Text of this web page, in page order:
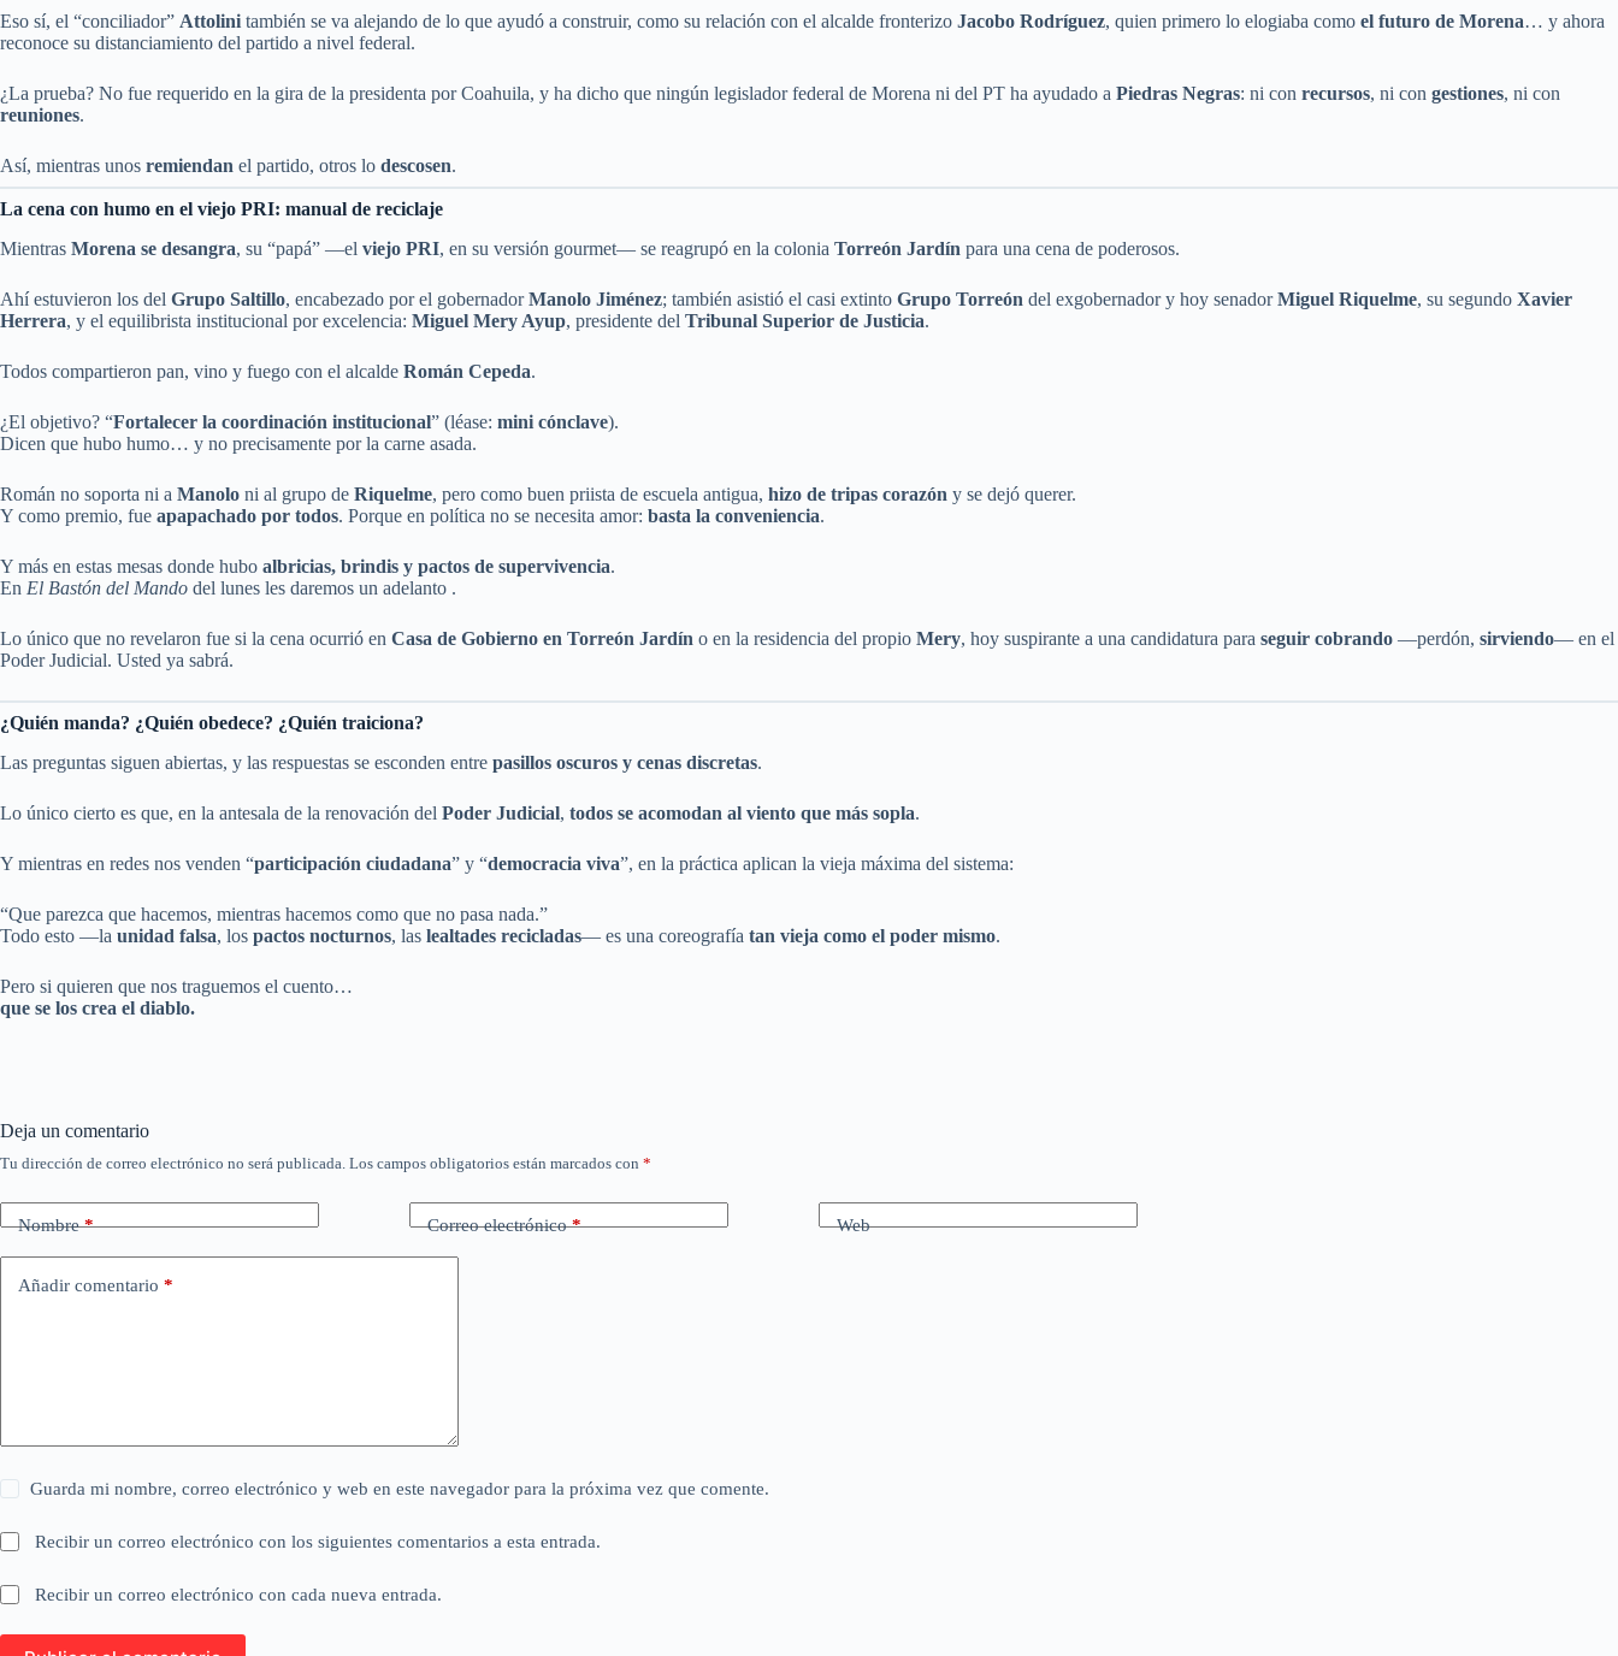
Eso sí, el “conciliador” Attolini también se va alejando de lo que ayudó a construir, como su relación con el alcalde fronterizo Jacobo Rodríguez, quien primero lo elogiaba como el futuro de Morena… y ahora
reconoce su distanciamiento del partido a nivel federal.
¿La prueba? No fue requerido en la gira de la presidenta por Coahuila, y ha dicho que ningún legislador federal de Morena ni del PT ha ayudado a Piedras Negras: ni con recursos, ni con gestiones, ni con
reuniones.
Así, mientras unos remiendan el partido, otros lo descosen.
La cena con humo en el viejo PRI: manual de reciclaje
Mientras Morena se desangra, su “papá” —el viejo PRI, en su versión gourmet— se reagrupó en la colonia Torreón Jardín para una cena de poderosos.
Ahí estuvieron los del Grupo Saltillo, encabezado por el gobernadorManolo Jiménez; también asistió el casi extinto Grupo Torreón del exgobernador y hoy senadorMiguel Riquelme, su segundo Xavier
Herrera, y el equilibrista institucional por excelencia: Miguel Mery Ayup, presidente del Tribunal Superior de Justicia.
Todos compartieron pan, vino y fuego con el alcalde Román Cepeda.
¿El objetivo? “Fortalecer la coordinación institucional” (léase: mini cónclave).
Dicen que hubo humo… y no precisamente por la carne asada.
Román no soporta ni a Manolo ni al grupo de Riquelme, pero como buen priista de escuela antigua, hizo de tripas corazón y se dejó querer.
Y como premio, fue apapachado por todos. Porque en política no se necesita amor: basta la conveniencia.
Y más en estas mesas donde hubo albricias, brindis y pactos de supervivencia.
En El Bastón del Mando del lunes les daremos un adelanto .
Lo único que no revelaron fue si la cena ocurrió en Casa de Gobierno en Torreón Jardín o en la residencia del propio Mery, hoy suspirante a una candidatura para seguir cobrando —perdón, sirviendo— en el
Poder Judicial. Usted ya sabrá.
¿Quién manda? ¿Quién obedece? ¿Quién traiciona?
Las preguntas siguen abiertas, y las respuestas se esconden entre pasillos oscuros y cenas discretas.
Lo único cierto es que, en la antesala de la renovación del Poder Judicial, todos se acomodan al viento que más sopla.
Y mientras en redes nos venden “participación ciudadana” y “democracia viva”, en la práctica aplican la vieja máxima del sistema:
“Que parezca que hacemos, mientras hacemos como que no pasa nada.”
Todo esto —la unidad falsa, los pactos nocturnos, las lealtades recicladas— es una coreografía tan vieja como el poder mismo.
Pero si quieren que nos traguemos el cuento…
que se los crea el diablo.
Deja un comentario
Tu dirección de correo electrónico no será publicada. Los campos obligatorios están marcados con *
Nombre* Correo electrónico* Web
Añadir comentario *
Guarda mi nombre, correo electrónico y web en este navegador para la próxima vez que comente.
Recibir un correo electrónico con los siguientes comentarios a esta entrada.
Recibir un correo electrónico con cada nueva entrada.